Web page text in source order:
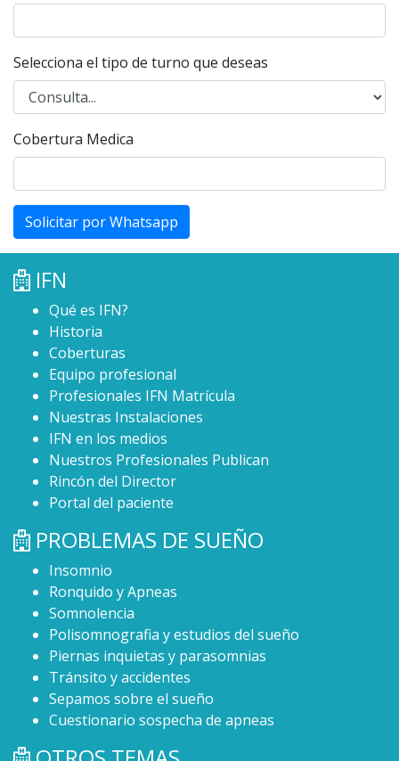
Selecciona el tipo de turno que deseas
Cobertura Medica
Solicitar por Whatsapp
IFN
Qué es IFN?
Historia
Coberturas
Equipo profesional
Profesionales IFN Matrícula
Nuestras Instalaciones
IFN en los medios
Nuestros Profesionales Publican
Rincón del Director
Portal del paciente
PROBLEMAS DE SUEÑO
Insomnio
Ronquido y Apneas
Somnolencia
Polisomnografia y estudios del sueño
Piernas inquietas y parasomnias
Tránsito y accidentes
Sepamos sobre el sueño
Cuestionario sospecha de apneas